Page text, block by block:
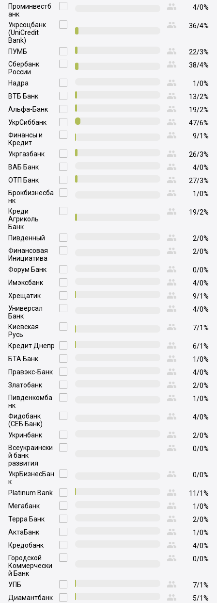

Проминвестб
анк
 4/0%

Укрсоцбанк
(UniCredit
Bank)
 36/4%

ПУМБ  22/3%

Сбербанк
России
 38/4%

Надра  1/0%

ВТБ Банк  13/2%

Альфа-Банк  19/2%

УкрСиббанк  47/6%

Финансы и
Кредит
 9/1%

Укргазбанк  26/3%

ВАБ Банк  4/0%

ОТП Банк  27/3%

Брокбизнесба
нк
 1/0%

Креди
Агриколь
Банк
 19/2%

Пивденный  2/0%

Финансовая
Инициатива
 2/0%

Форум Банк  0/0%

Имэксбанк  4/0%

Хрещатик  9/1%

Универсал
Банк
 4/0%

Киевская
Русь
 7/1%

Кредит Днепр  6/1%

БТА Банк  1/0%

Правэкс-Банк  4/0%

Златобанк  2/0%

Пивденкомба
нк
 1/0%

Фидобанк
(СЕБ Банк)
 4/0%

Укринбанк  2/0%

Всеукраински
й банк
развития
 0/0%

УкрБизнесБан
к
 0/0%

Platinum Bank  11/1%

Мегабанк  1/0%

Терра Банк  2/0%

АктаБанк  1/0%

Кредобанк  4/0%

Городской
Коммерчески
й Банк
 0/0%

УПБ  7/1%

Диамантбанк  5/1%